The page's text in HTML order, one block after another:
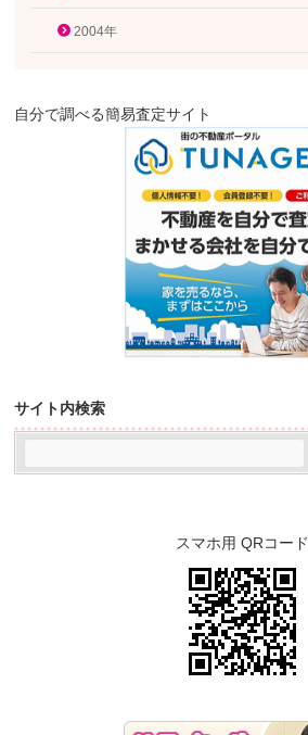
2004年
自分で調べる簡易査定サイト
サイト内検索
スマホ用 QRコード